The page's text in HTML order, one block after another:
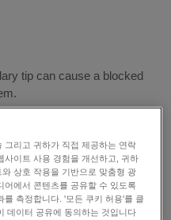
tip can cause a blocked
of the cartridge.
after cleaning.
그리고 귀하가 직접 제공하는 연락
사이트 사용 경험을 개선하고, 귀하
상호 작용을 기반으로 맞춤형 광
어에서 콘텐츠를 공유할 수 있도록
측정합니다. '모든 쿠키 허용'를 클
데이터 공유에 동의하는 것입니다